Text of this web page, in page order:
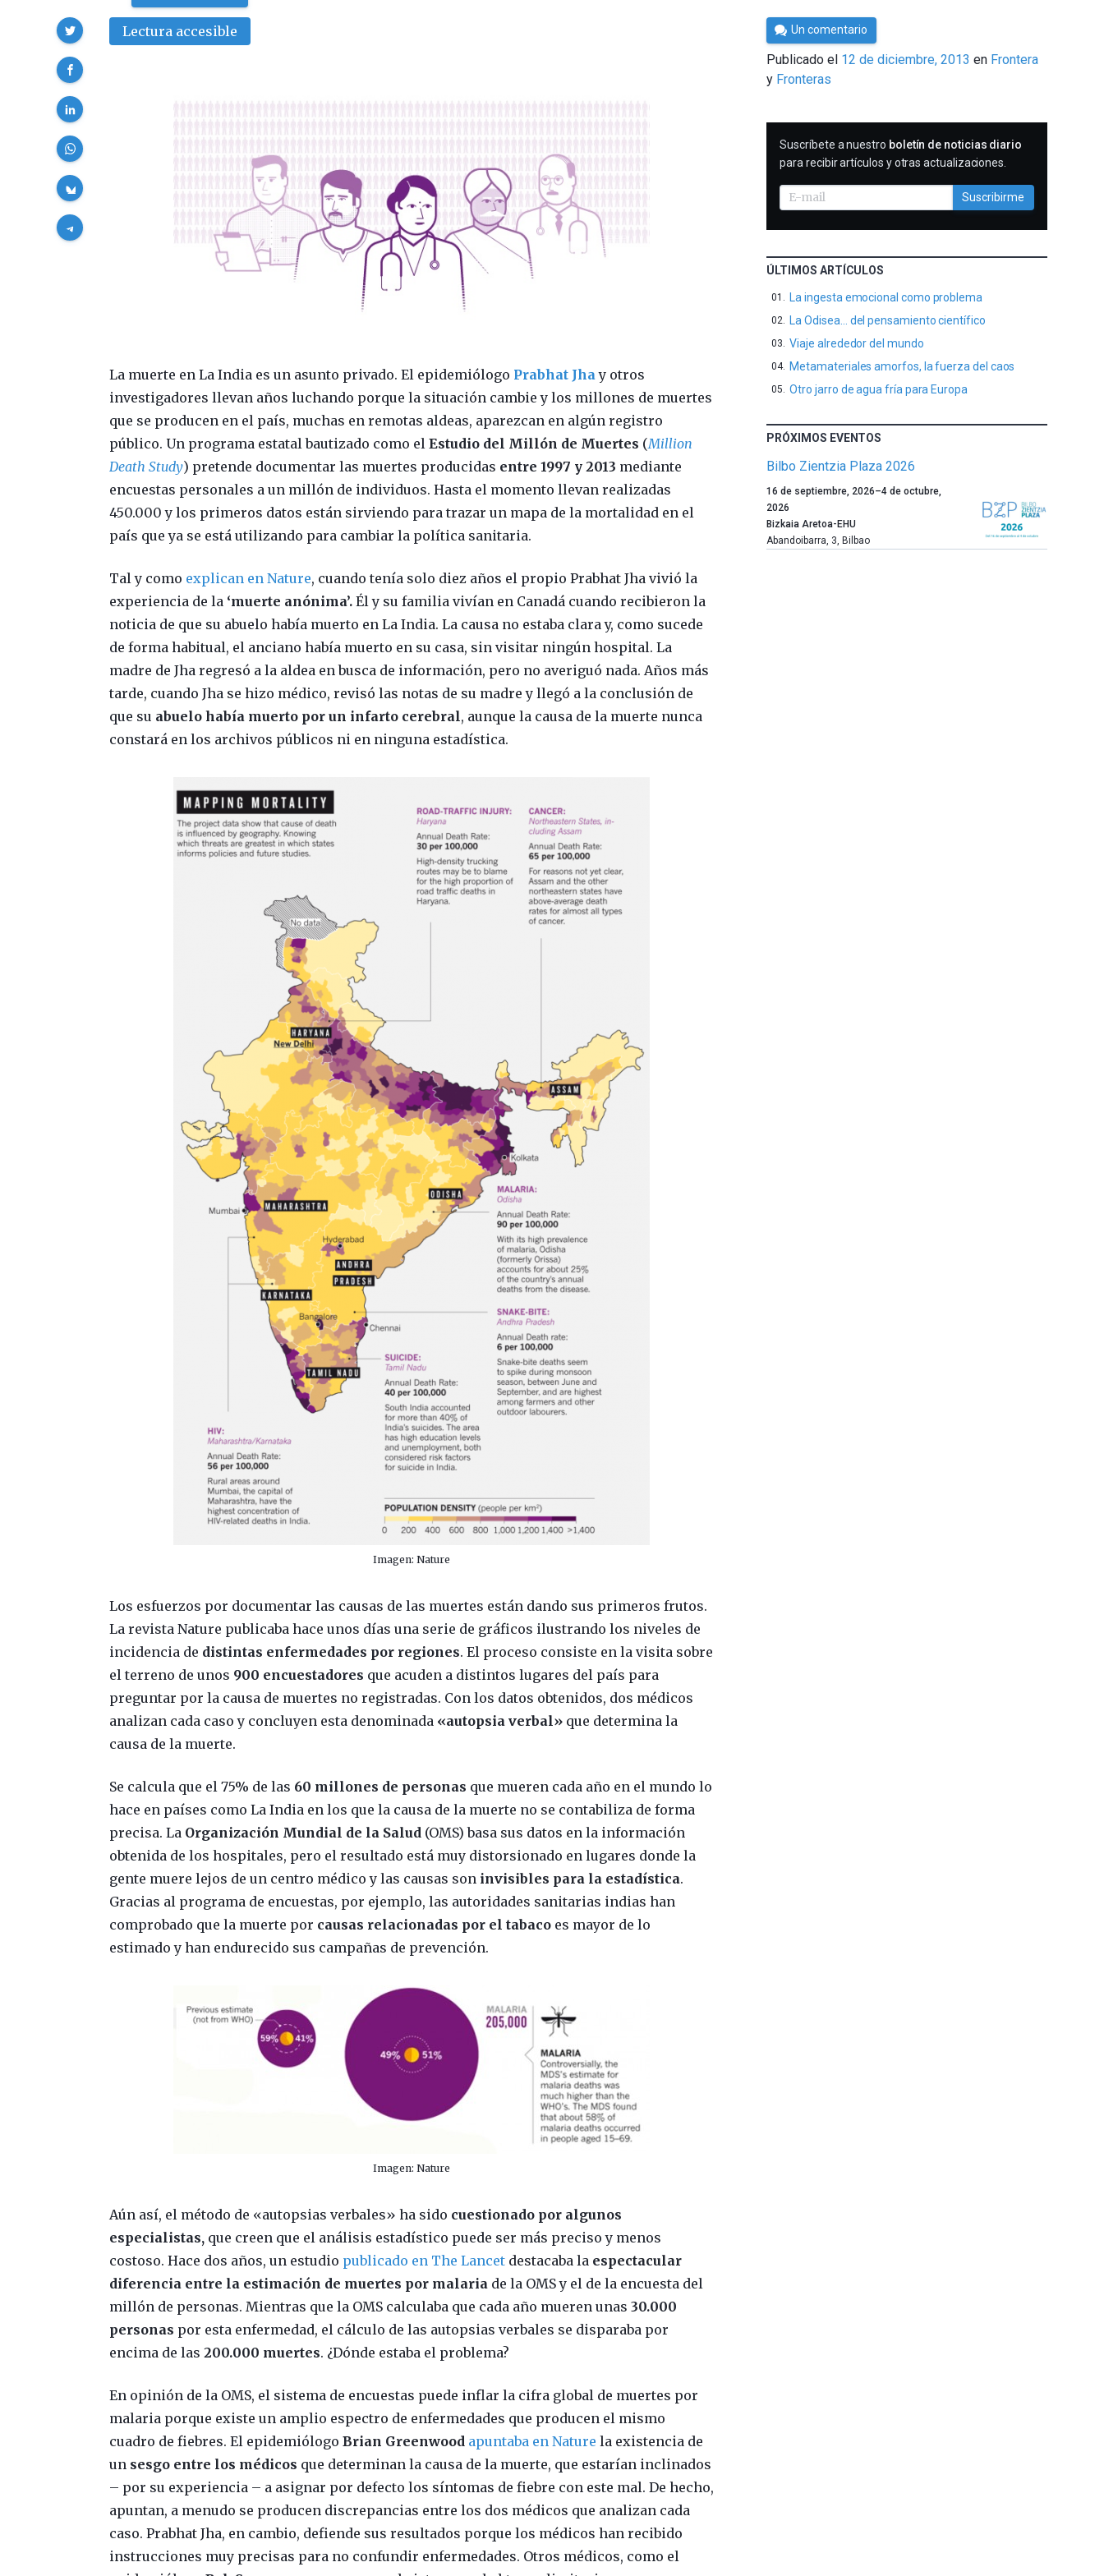
Lectura accesible
La muerte en La India es un asunto privado. El epidemiólogo Prabhat Jha y otros
investigadores llevan años luchando porque la situación cambie y los millones de muertes
que se producen en el país, muchas en remotas aldeas, aparezcan en algún registro
público. Un programa estatal bautizado como elEstudio del Millón de Muertes (Million
Death Study) pretende documentar las muertes producidas entre 1997 y 2013 mediante
encuestas personales a un millón de individuos. Hasta el momento llevan realizadas
450.000 y los primeros datos están sirviendo para trazar un mapa de la mortalidad en el
país que ya se está utilizando para cambiar la política sanitaria.
Tal y como explican en Nature, cuando tenía solo diez años el propio Prabhat Jha vivió la
experiencia de la ‘muerte anónima’.Él y su familia vivían en Canadá cuando recibieron la
noticia de que su abuelo había muerto en La India. La causa no estaba clara y, como sucede
de forma habitual, el anciano había muerto en su casa, sin visitar ningún hospital. La
madre de Jha regresó a la aldea en busca de información, pero no averiguó nada. Años más
tarde, cuando Jha se hizo médico, revisó las notas de su madre y llegó a la conclusión de
que su abuelo había muerto por un infarto cerebral, aunque la causa de la muerte nunca
constará en los archivos públicos ni en ninguna estadística.
Imagen: Nature
Los esfuerzos por documentar las causas de las muertes están dando sus primeros frutos.
La revista Nature publicaba hace unos días una serie de gráficos ilustrando los niveles de
incidencia de distintas enfermedades por regiones. El proceso consiste en la visita sobre
el terreno de unos 900 encuestadores que acuden a distintos lugares del país para
preguntar por la causa de muertes no registradas. Con los datos obtenidos, dos médicos
analizan cada caso y concluyen esta denominada «autopsia verbal» que determina la
causa de la muerte.
Se calcula que el 75% de las 60 millones de personas que mueren cada año en el mundo lo
hace en países como La India en los que la causa de la muerte no se contabiliza de forma
precisa. La Organización Mundial de la Salud (OMS) basa sus datos en la información
obtenida de los hospitales, pero el resultado está muy distorsionado en lugares donde la
gente muere lejos de un centro médico y las causas son invisibles para la estadística.
Gracias al programa de encuestas, por ejemplo, las autoridades sanitarias indias han
comprobado que la muerte por causas relacionadas por el tabaco es mayor de lo
estimado y han endurecido sus campañas de prevención.
Imagen: Nature
Aún así, el método de «autopsias verbales» ha sido cuestionado por algunos
especialistas, que creen que el análisis estadístico puede ser más preciso y menos
costoso. Hace dos años, un estudio publicado en The Lancet destacaba la espectacular
diferencia entre la estimación de muertes por malaria de la OMS y el de la encuesta del
millón de personas. Mientras que la OMS calculaba que cada año mueren unas30.000
personas por esta enfermedad, el cálculo de las autopsias verbales se disparaba por
encima de las200.000 muertes. ¿Dónde estaba el problema?
En opinión de la OMS, el sistema de encuestas puede inflar la cifra global de muertes por
malaria porque existe un amplio espectro de enfermedades que producen el mismo
cuadro de fiebres. El epidemiólogoBrian Greenwood apuntaba en Nature la existencia de
un sesgo entre los médicos que determinan la causa de la muerte, que estarían inclinados
– por su experiencia – a asignar por defecto los síntomas de fiebre con este mal. De hecho,
apuntan, a menudo se producen discrepancias entre los dos médicos que analizan cada
caso. Prabhat Jha, en cambio, defiende sus resultados porque los médicos han recibido
instrucciones muy precisas para no confundir enfermedades. Otros médicos, como el
Compartir
Por
César
Tomé
Un comentario
Publicado el 12 de diciembre, 2013 en Frontera
Fronteras
SUSCRIBIRME
Suscríbete a nuestro boletín de noticias diario
para recibir artículos y otras actualizaciones.
Suscribirme
ÚLTIMOS ARTÍCULOS
La ingesta emocional como problema
La Odisea… del pensamiento científico
Viaje alrededor del mundo
Metamateriales amorfos, la fuerza del caos
Otro jarro de agua fría para Europa
PRÓXIMOS EVENTOS
Bilbo Zientzia Plaza 2026
Un
año
más,
Bilbao
16 de septiembre, 2026–4 de octubre,
2026
Bizkaia Aretoa-EHU
Abandoibarra, 3, Bilbao